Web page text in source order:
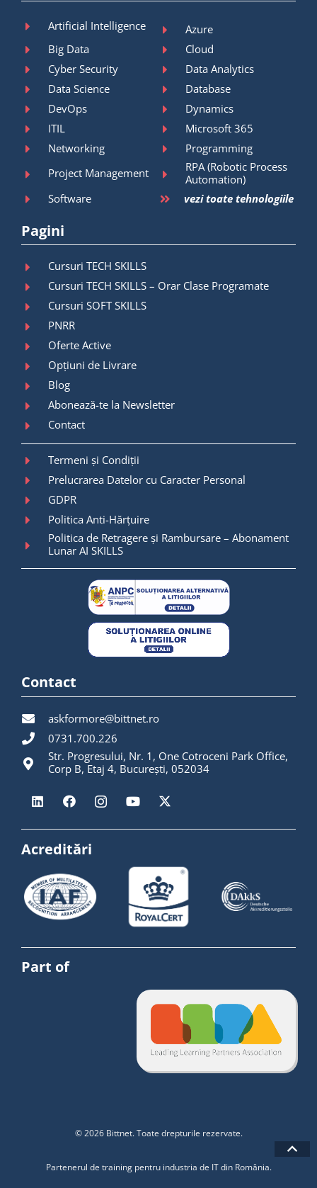
Artificial Intelligence
Azure
Big Data
Cloud
Cyber Security
Data Analytics
Data Science
Database
DevOps
Dynamics
ITIL
Microsoft 365
Networking
Programming
Project Management
RPA (Robotic Process
Automation)
Software
vezi toate tehnologiile
Pagini
Cursuri TECH SKILLS
Cursuri TECH SKILLS – Orar Clase Programate
Cursuri SOFT SKILLS
PNRR
Oferte Active
Opțiuni de Livrare
Blog
Abonează-te la Newsletter
Contact
Termeni și Condiții
Prelucrarea Datelor cu Caracter Personal
GDPR
Politica Anti-Hărțuire
Politica de Retragere și Rambursare – Abonament
Lunar AI SKILLS
Contact
askformore@bittnet.ro
0731.700.226
Str. Progresului, Nr. 1, One Cotroceni Park Office,
Corp B, Etaj 4, București, 052034
Acreditări
Part of
© 2026 Bittnet. Toate drepturile rezervate.
Partenerul de training pentru industria de IT din România.